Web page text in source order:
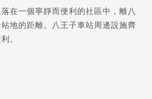
在一個寧靜而便利的社區中，離八
地的距離。八王子車站周邊設施齊
。